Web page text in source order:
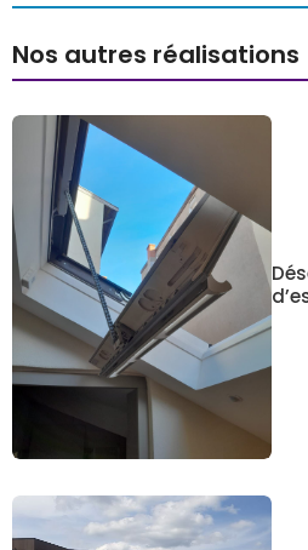
Nos autres réalisations